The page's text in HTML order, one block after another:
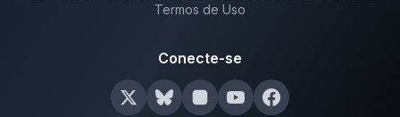
Termos de Uso
Conecte-se